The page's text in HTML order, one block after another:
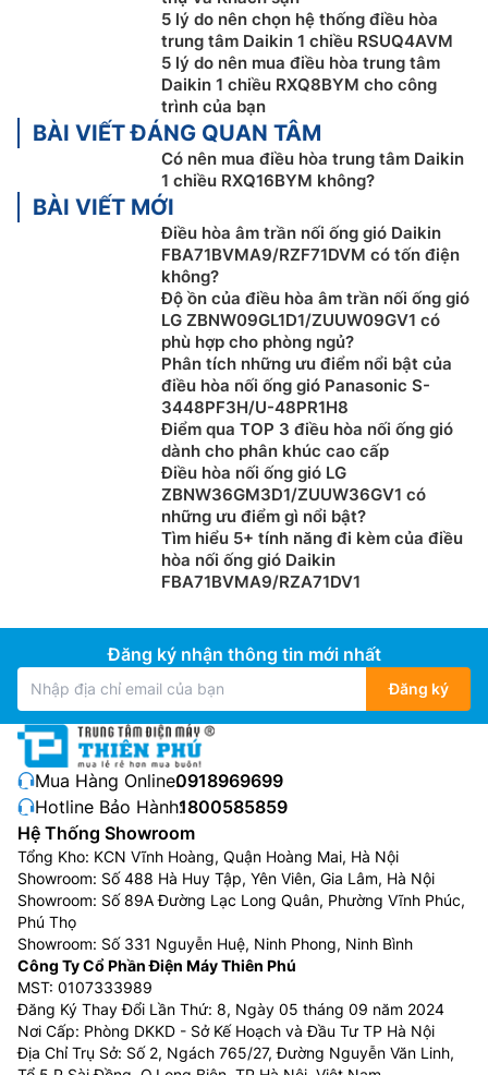
cách áp dụng, chu vi cuộn dây được giảm đáng kể,
làm cho cuộn dây dày hơn và dày hơn, và điện trở
của cuộn dây được giảm đáng kể để cải thiện hiệu
suất của động cơ. Hơn nữa, động cơ nhẹ và nhỏ
hơn.
Công nghệ điều khiển VRT Smart II
Ngoài việc tối ưu hóa phần cứng thìđiều hòa trung
tâm Daikin 1 chiềuRXQ16BYM cũng được áp dụng
công nghệ phần mềm VRT Smart II mang đến khả
năng tiết kiệm năng lượng được cải thiện hơn nữa nhờ
kiểm soát tối ưu lưu lượng không khí ngoài trời.
Hộp linh kiện kín IP55
Bản mạch chính trên dàn nóng
Daikin giá rẻ RXQ16BYM được đặt bên trong hộp linh
kiện kín IP55 giúp ngăn chặn sự xâm nhập của các
mảnh vụn, thằn lằn, bọ hay nước mưa… có thể gây hư
hại trong quá trình sử dụng. Cùng với đó, là ba mạch
làm mát bằng môi chất lạnh cho phép hoạt động ổn
5 lý do nên chọn hệ thống điều hòa
trung tâm Daikin 1 chiều RSUQ4AVM
5 lý do nên mua điều hòa trung tâm
Daikin 1 chiều RXQ8BYM cho công
trình của bạn
BÀI VIẾT ĐÁNG QUAN TÂM
Có nên mua điều hòa trung tâm Daikin
1 chiều RXQ16BYM không?
BÀI VIẾT MỚI
Điều hòa âm trần nối ống gió Daikin
FBA71BVMA9/RZF71DVM có tốn điện
không?
Độ ồn của điều hòa âm trần nối ống gió
LG ZBNW09GL1D1/ZUUW09GV1 có
phù hợp cho phòng ngủ?
Phân tích những ưu điểm nổi bật của
điều hòa nối ống gió Panasonic S-
3448PF3H/U-48PR1H8
Điểm qua TOP 3 điều hòa nối ống gió
dành cho phân khúc cao cấp
Điều hòa nối ống gió LG
ZBNW36GM3D1/ZUUW36GV1 có
những ưu điểm gì nổi bật?
Tìm hiểu 5+ tính năng đi kèm của điều
hòa nối ống gió Daikin
FBA71BVMA9/RZA71DV1
Đăng ký nhận thông tin mới nhất
Đăng ký
Mua Hàng Online:0918969699
Hotline Bảo Hành:1800585859
Hệ Thống Showroom
Tổng Kho: KCN Vĩnh Hoàng, Quận Hoàng Mai, Hà Nội
Showroom: Số 488 Hà Huy Tập, Yên Viên, Gia Lâm, Hà Nội
Showroom: Số 89A Đường Lạc Long Quân, Phường Vĩnh Phúc,
Phú Thọ
Showroom: Số 331 Nguyễn Huệ, Ninh Phong, Ninh Bình
Công Ty Cổ Phần Điện Máy Thiên Phú
MST: 0107333989
Đăng Ký Thay Đổi Lần Thứ: 8, Ngày 05 tháng 09 năm 2024
Nơi Cấp: Phòng DKKD - Sở Kế Hoạch và Đầu Tư TP Hà Nội
Địa Chỉ Trụ Sở: Số 2, Ngách 765/27, Đường Nguyễn Văn Linh,